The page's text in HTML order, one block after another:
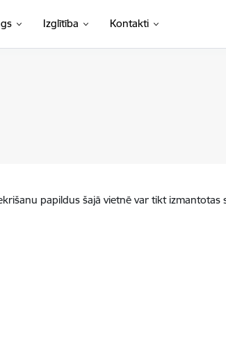
Izglītība Kontakti
papildus šajā vietnē var tikt izmantotas